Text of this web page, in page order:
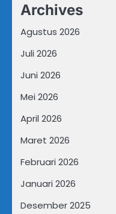
Archives
Agustus 2026
Juli 2026
Juni 2026
Mei 2026
April 2026
Maret 2026
Februari 2026
Januari 2026
Desember 2025